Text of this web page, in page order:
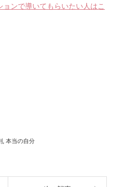
ンで導いてもらいたい人はこ
,本当の自分